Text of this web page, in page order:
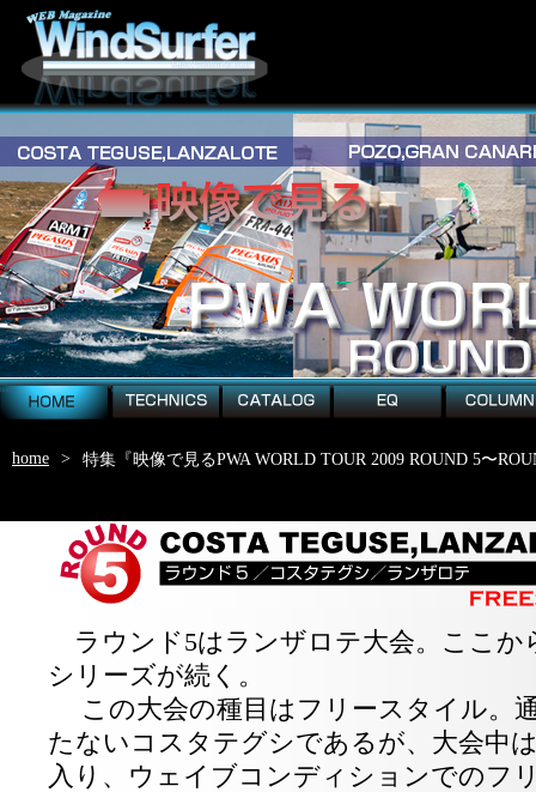
home technics column
home > 特集『映像で見るPWA WORLD TOUR 2009 ROUND 5〜
ラウンド5はランザロテ大会。ここか
シリーズが続く。
この大会の種目はフリースタイル。
たないコスタテグシであるが、大会中
入り、ウェイブコンディションでのフ